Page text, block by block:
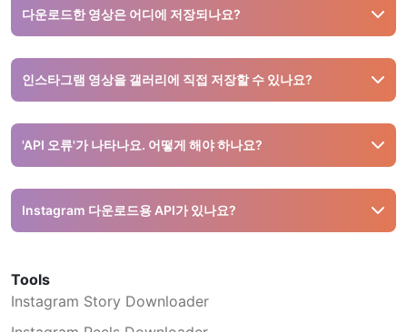
정된 콘텐츠만 다운로드 가능합니다.
다운로드한 영상은 어디에 저장되나요?
기기의 기본 다운로드 폴더에 저장됩니다.
인스타그램 영상을 갤러리에 직접 저장할 수 있나요?
네. 다운로드 후 공유 버튼을 눌러 '비디오 저장'을 선택하면 자
동으로 갤러리에 저장됩니다.
'API 오류'가 나타나요. 어떻게 해야 하나요?
링크가 잘못되었거나 비공개 게시물일 수 있습니다. 전체 URL
을 복사했는지, 공개 게시물인지 확인해주세요.
Instagram 다운로드용 API가 있나요?
Tools
Instagram Story Downloader